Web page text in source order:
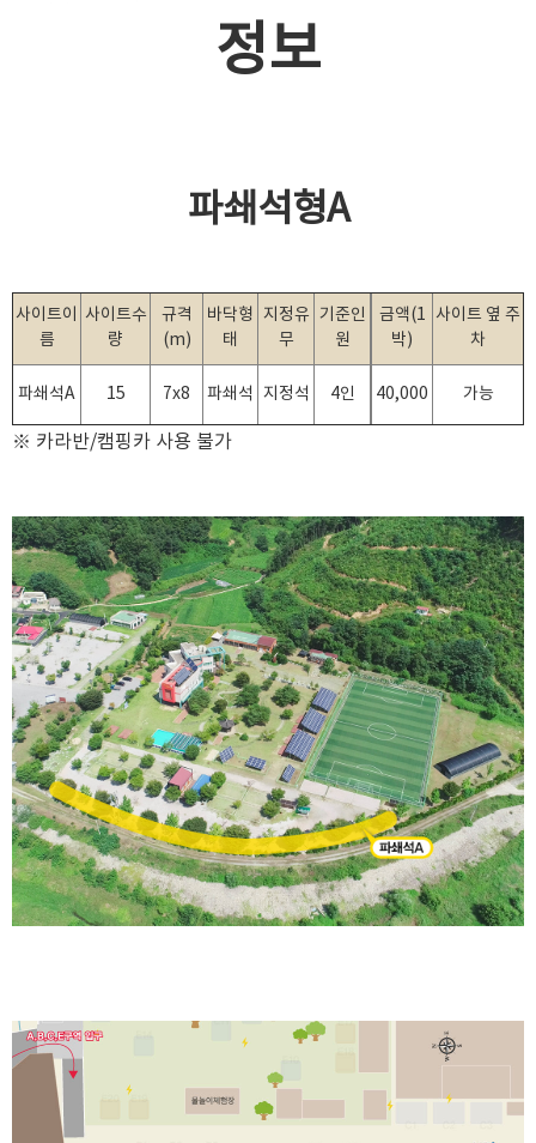
정보
파쇄석형A
사이트이
름
사이트수
량
규격
(m)
바닥형
태
지정유
무
기준인
원
금액(1
박)
사이트 옆 주
차
파쇄석A 15 7x8 파쇄석 지정석 4인 40,000 가능
※ 카라반/캠핑카 사용 불가